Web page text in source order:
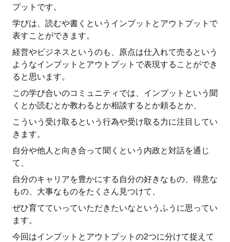
プットです。
学びは、読むや書くというインプットとアウトプットで
表すことができます。
経営やビジネスというのも、原点は仕入れて売るという
ようなインプットとアウトプットで表現することができ
ると思います。
この学び合いのコミュニティでは、インプットという聞
くとか読むとか教わるとか相談するとか頼るとか、
こういう受け取るという行為や受け取る力に注目してい
きます。
自分や他人と向き合って聞くという内政と対話を通じ
て、
自分のキャリアを豊かにする自分の好きなもの、得意な
もの、大事なものをたくさん見つけて、
ぜひ育てていっていただきたいなというふうに思ってい
ます。
今回はインプットとアウトプットの2つに分けて捉えて